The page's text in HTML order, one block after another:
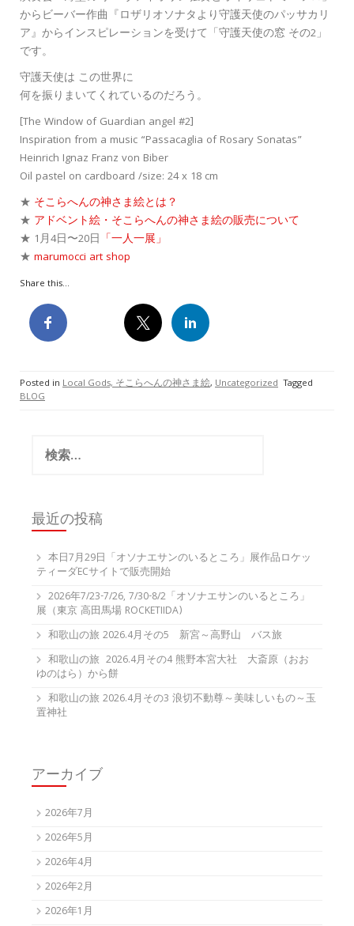
からビーバー作曲『ロザリオソナタより守護天使のパッサカリ
ア』からインスピレーションを受けて「守護天使の窓 その2」
です。
守護天使は この世界に
何を振りまいてくれているのだろう。
[The Window of Guardian angel #2]
Inspiration from a music “Passacaglia of Rosary Sonatas”
Heinrich Ignaz Franz von Biber
Oil pastel on cardboard /size: 24 x 18 cm
★ そこらへんの神さま絵とは？
★ アドベント絵・そこらへんの神さま絵の販売について
★ 1月4日〜20日 「一人一展」
★ marumocci art shop
Share this...
Posted in Local Gods, そこらへんの神さま絵, Uncategorized Tagged
BLOG
最近の投稿
本日7月29日「オソナエサンのいるところ」展作品ロケッ
ティーダECサイトで販売開始
2026年7/23-7/26, 7/30-8/2「オソナエサンのいるところ」
展（東京 高田馬場 ROCKETIIDA)
和歌山の旅 2026.4月その5 新宮～高野山 バス旅
和歌山の旅 2026.4月その4 熊野本宮大社 大斎原（おお
ゆのはら）から餅
和歌山の旅 2026.4月その3 浪切不動尊～美味しいもの～玉
置神社
アーカイブ
2026年7月
2026年5月
2026年4月
2026年2月
2026年1月